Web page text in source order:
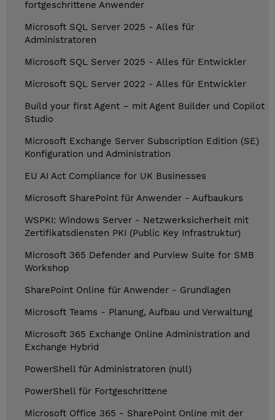
fortgeschrittene Anwender
Microsoft SQL Server 2025 - Alles für
Administratoren
Microsoft SQL Server 2025 - Alles für Entwickler
Microsoft SQL Server 2022 - Alles für Entwickler
Build your first Agent – mit Agent Builder und Copilot
Studio
Microsoft Exchange Server Subscription Edition (SE)
Konfiguration und Administration
EU AI Act Compliance for UK Businesses
Microsoft SharePoint für Anwender - Aufbaukurs
WSPKI: Windows Server - Netzwerksicherheit mit
Zertifikatsdiensten PKI (Public Key Infrastruktur)
Microsoft 365 Defender and Purview Suite for SMB
Workshop
SharePoint Online für Anwender - Grundlagen
Microsoft Teams - Planung, Aufbau und Verwaltung
Microsoft 365 Exchange Online Administration and
Exchange Hybrid
PowerShell für Administratoren (null)
PowerShell für Fortgeschrittene
Microsoft Office 365 - SharePoint Online mit der